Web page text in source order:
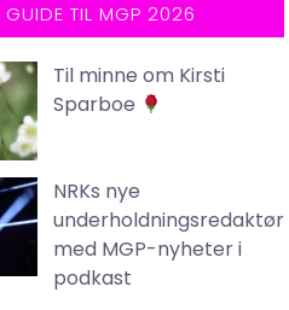
GUIDE TIL MGP 2026
Til minne om Kirsti
Sparboe
NRKs nye
underholdningsredaktør
med MGP-nyheter i
podkast